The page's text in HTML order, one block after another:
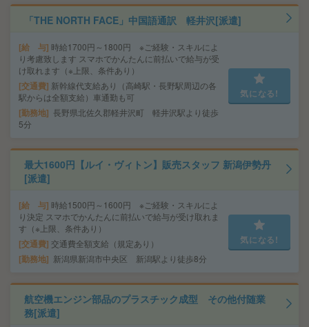
「THE NORTH FACE」中国語通訳 軽井沢[派遣]
給 与 時給1700円～1800円 ※ご経験・スキルによ
り考慮致します スマホでかんたんに前払いで給与が受
け取れます（※上限、条件あり）
交通費 新幹線代支給あり（高崎駅・長野駅周辺の各
駅からは全額支給）車通勤も可
勤務地
長野県北佐久郡軽井沢町 軽井沢駅より徒歩
5分
気になる!
最大1600円【ルイ・ヴィトン】販売スタッフ 新潟伊勢丹
[派遣]
給 与 時給1500円～1600円 ※ご経験・スキルによ
り決定 スマホでかんたんに前払いで給与が受け取れま
す（※上限、条件あり）
交通費 交通費全額支給（規定あり）
勤務地 新潟県新潟市中央区 新潟駅より徒歩8分
気になる!
航空機エンジン部品のプラスチック成型 その他付随業
務[派遣]